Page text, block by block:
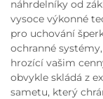
náhrdelníky od
vysoce výkonné
pro uchování
ochranné
hrozící vašim
obvykle skládá z
sametu, který